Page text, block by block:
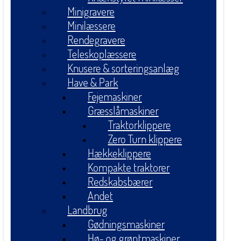
Minigravere
Minilæssere
Rendegravere
Teleskoplæssere
Knusere & sorteringsanlæg
Have & Park
Fejemaskiner
Græsslåmaskiner
Traktorklippere
Zero Turn klippere
Hækkeklippere
Kompakte traktorer
Redskabsbærer
Andet
Landbrug
Gødningsmaskiner
Hø- og grøntmaskiner